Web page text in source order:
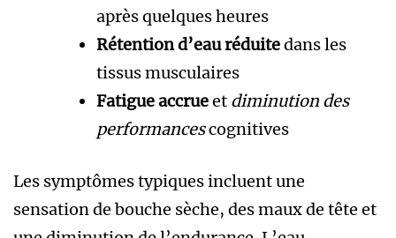
après quelques heures
Rétention d’eau réduitedans les
tissus musculaires
Fatigue accrueet diminution des
performancescognitives
Les symptômes typiques incluent une
sensation de bouche sèche, des maux de tête et